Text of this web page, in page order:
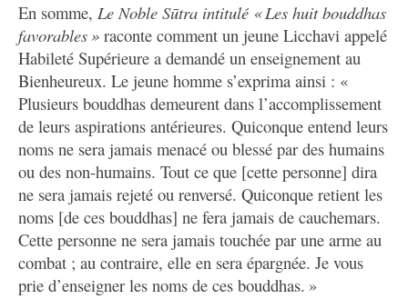
le Bouddha y enseigne les noms de huit bouddhas et
conseille notamment à Śakra de les réciter avant un
combat contre les asuras. La récitation s’avère décisive
et mène Śakra et les autres dévas à la victoire. À
première vue, Mipham semble citer directement le
sūtra. Toutefois, et peut-être parce qu’il écrit de
mémoire, il s’agit le plus souvent de paraphrases. Par
ailleurs, Mipham dit qu’il a simplement agencé les
noms des huit bouddhas en vers métriques pour faciliter
la récitation. Cela suggère qu’on ne doit pas aborder
cette prière comme la composition d’un être ordinaire –
une nuance importante, sachant que la littérature
bouddhiste a tendance à se méfier de l’innovation
En somme, Le Noble Sūtra intitulé « Les huit bouddhas
favorables » raconte comment un jeune Licchavi appelé
Habileté Supérieure a demandé un enseignement au
Bienheureux. Le jeune homme s’exprima ainsi : «
Plusieurs bouddhas demeurent dans l’accomplissement
de leurs aspirations antérieures. Quiconque entend leurs
noms ne sera jamais menacé ou blessé par des humains
ou des non-humains. Tout ce que [cette personne] dira
ne sera jamais rejeté ou renversé. Quiconque retient les
noms [de ces bouddhas] ne fera jamais de cauchemars.
Cette personne ne sera jamais touchée par une arme au
combat ; au contraire, elle en sera épargnée. Je vous
prie d’enseigner les noms de ces bouddhas. »